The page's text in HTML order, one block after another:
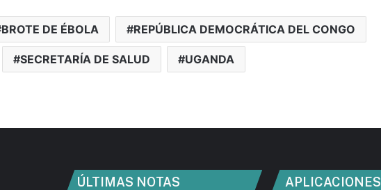
BROTE DE ÉBOLA REPÚBLICA DEMOCRÁTICA DEL CONGO
SECRETARÍA DE SALUD UGANDA
ÚLTIMAS NOTAS
APLICACIONES